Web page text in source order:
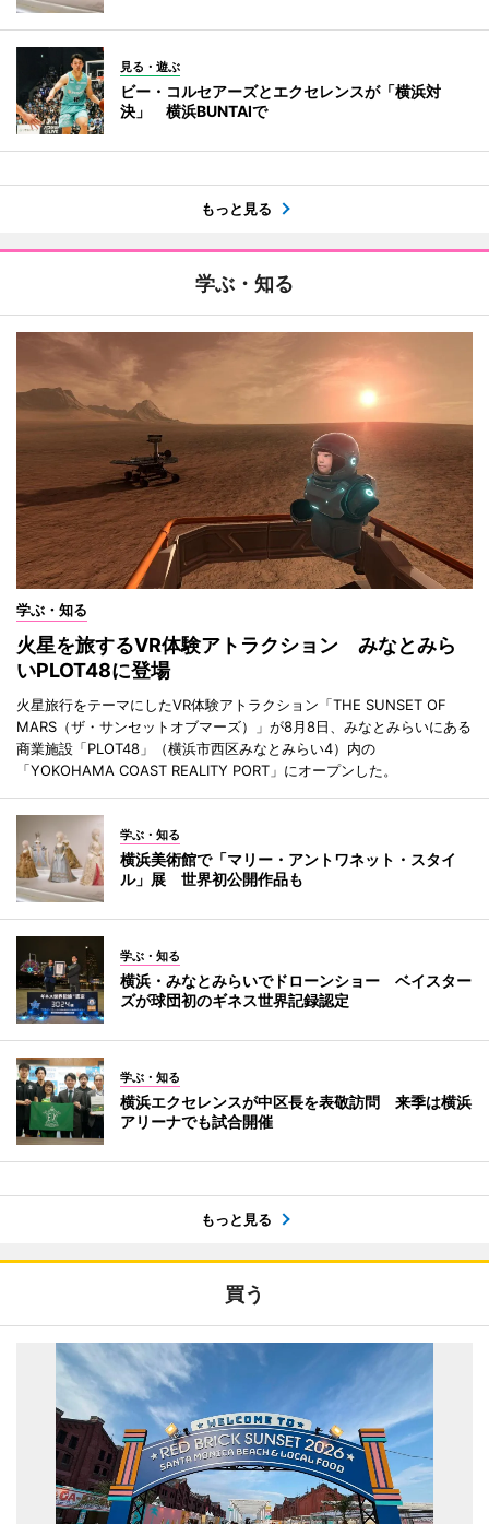
見る・遊ぶ
ビー・コルセアーズとエクセレンスが「横浜対
決」 横浜BUNTAIで
もっと見る
学ぶ・知る
学ぶ・知る
火星を旅するVR体験アトラクション みなとみら
いPLOT48に登場
火星旅行をテーマにしたVR体験アトラクション「THE SUNSET OF
MARS（ザ・サンセットオブマーズ）」が8月8日、みなとみらいにある
商業施設「PLOT48」（横浜市西区みなとみらい4）内の
「YOKOHAMA COAST REALITY PORT」にオープンした。
学ぶ・知る
横浜美術館で「マリー・アントワネット・スタイ
ル」展 世界初公開作品も
学ぶ・知る
横浜・みなとみらいでドローンショー ベイスター
ズが球団初のギネス世界記録認定
学ぶ・知る
横浜エクセレンスが中区長を表敬訪問 来季は横浜
アリーナでも試合開催
もっと見る
買う